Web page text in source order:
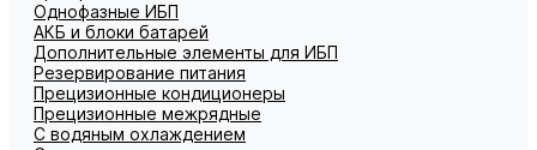
Однофазные ИБП
АКБ и блоки батарей
Дополнительные элементы для ИБП
Резервирование питания
Прецизионные кондиционеры
Прецизионные межрядные
С водяным охлаждением